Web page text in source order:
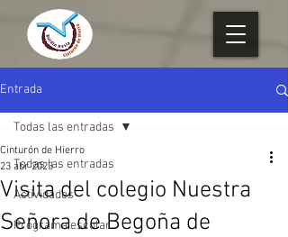
Entrada
Todas las entradas
Actividades
Programa escolar
Todas las entradas
Visita del colegio Nuestra
Señora de Begoña de
Cinturón de Hierro
23 abr 2023